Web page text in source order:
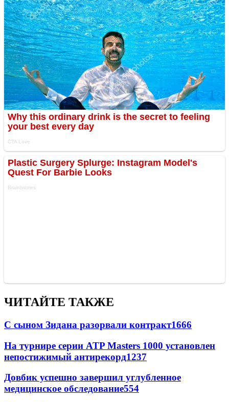
ЧИТАЙТЕ ТАКЖЕ
С сыном Зидана разорвали контракт1666
На турнире серии ATP Masters 1000 установлен
непостижимый антирекорд1237
Довбик успешно завершил углубленное
медицинское обследование554